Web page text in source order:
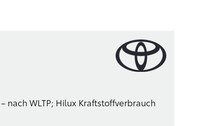
nach WLTP; Hilux Kraftstoffverbrauch